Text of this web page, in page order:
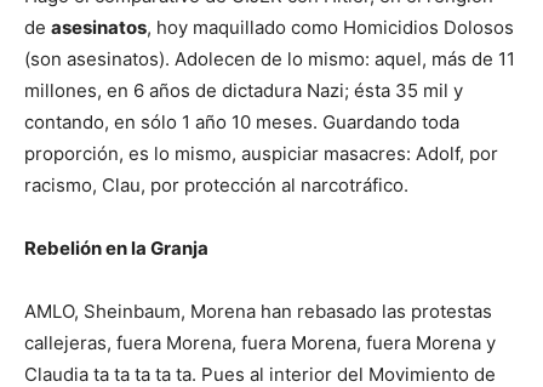
de asesinatos, hoy maquillado como Homicidios Dolosos
(son asesinatos). Adolecen de lo mismo: aquel, más de 11
millones, en 6 años de dictadura Nazi; ésta 35 mil y
contando, en sólo 1 año 10 meses. Guardando toda
proporción, es lo mismo, auspiciar masacres: Adolf, por
racismo, Clau, por protección al narcotráfico.
Rebelión en la Granja
AMLO, Sheinbaum, Morena han rebasado las protestas
callejeras, fuera Morena, fuera Morena, fuera Morena y
Claudia ta ta ta ta ta. Pues al interior del Movimiento de